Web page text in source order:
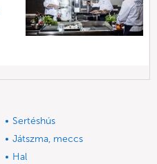
Sertéshús
Játszma, meccs
Hal